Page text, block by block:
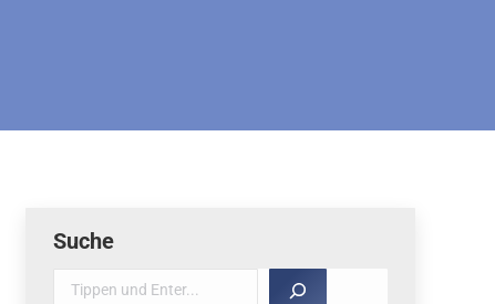
Suche
Suche